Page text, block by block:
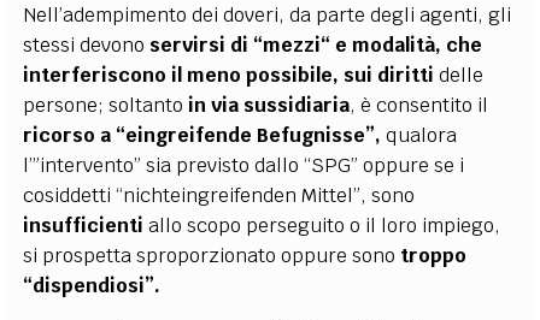
Nell’adempimento dei doveri, da parte degli agenti, gli
stessi devono servirsi di “mezzi“ e modalità, che
interferiscono il meno possibile, sui diritti delle
persone; soltanto in via sussidiaria, è consentito il
ricorso a “eingreifende Befugnisse”,qualora
l’”intervento” sia previsto dallo “SPG” oppure se i
cosiddetti “nichteingreifenden Mittel”, sono
insufficienti allo scopo perseguito o il loro impiego,
si prospetta sproporzionato oppure sono troppo
“dispendiosi”.